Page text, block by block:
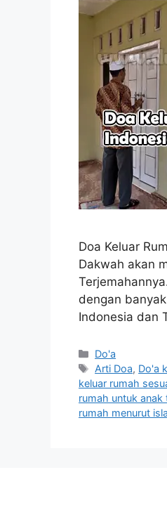
Doa Keluar
Dakwah akan
dengan
Indonesia dan
Categories
Do'a
Tags
Arti Doa, Do'a
keluar rumah
rumah untuk anak
rumah menurut